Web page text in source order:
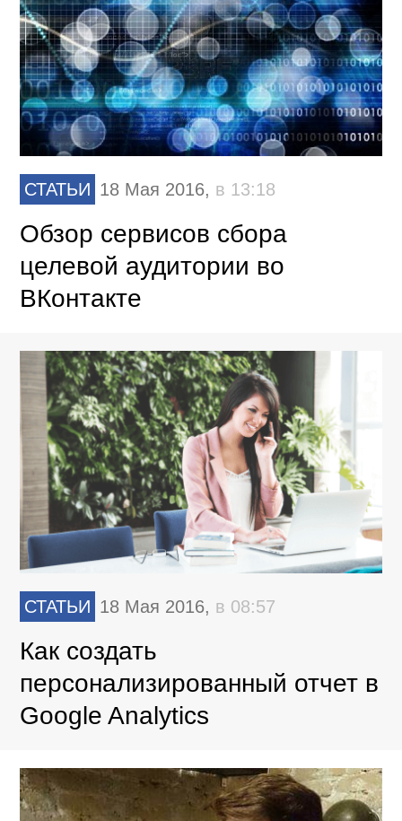
СТАТЬИ 18 Мая 2016, в 13:18
Обзор сервисов сбора
целевой аудитории во
ВКонтакте
СТАТЬИ 18 Мая 2016, в 08:57
Как создать
персонализированный отчет в
Google Analytics